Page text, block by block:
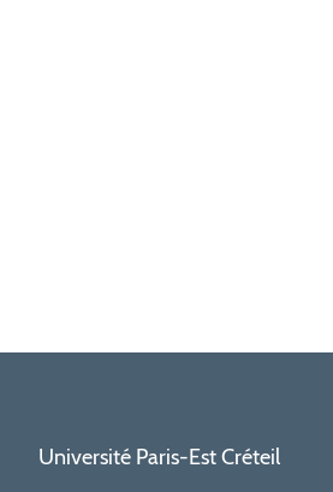
Université Paris-Est Créteil